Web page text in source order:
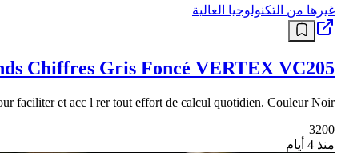
غيرها من التكنولوجيا العالية
Chiffres Gris Foncé VERTEX VC205
faciliter et acc l rer tout effort de calcul quotidien. Couleur Noir
3200
منذ 4 أيام